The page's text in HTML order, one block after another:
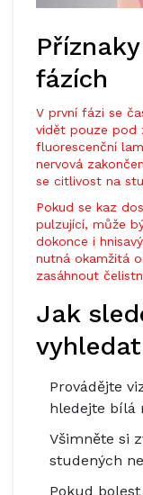
fázích
V první fázi se
vidět pouze pod
fluorescenční
nervová
se citlivost na
Pokud se kaz
pulzující, může
dokonce i
nutná okamžitá
zasáhnout
Jak
Provádějte
hledejte bílá
Všimněte si
studených
Pokud